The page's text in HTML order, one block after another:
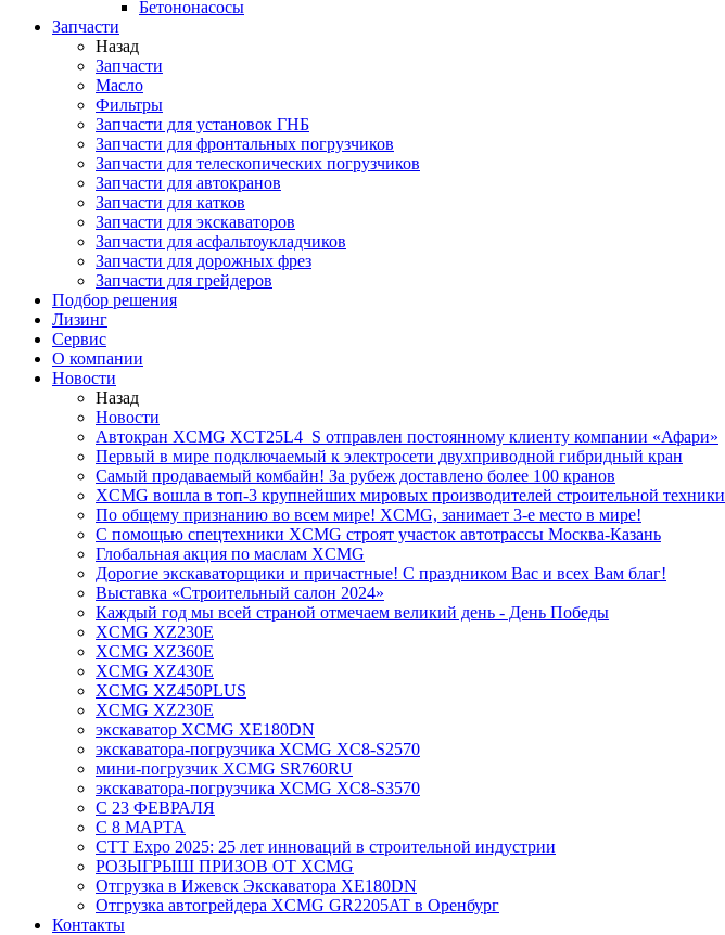
Бетононасосы
Запчасти
Назад
Запчасти
Масло
Фильтры
Запчасти для установок ГНБ
Запчасти для фронтальных погрузчиков
Запчасти для телескопических погрузчиков
Запчасти для автокранов
Запчасти для катков
Запчасти для экскаваторов
Запчасти для асфальтоукладчиков
Запчасти для дорожных фрез
Запчасти для грейдеров
Подбор решения
Лизинг
Сервис
О компании
Новости
Назад
Новости
Автокран XCMG XCT25L4_S отправлен постоянному клиенту компании «Афари»
Первый в мире подключаемый к электросети двухприводной гибридный кран
Самый продаваемый комбайн! За рубеж доставлено более 100 кранов
XCMG вошла в топ-3 крупнейших мировых производителей строительной техники
По общему признанию во всем мире! XCMG, занимает 3-е место в мире!
С помощью спецтехники XCMG строят участок автотрассы Москва-Казань
Глобальная акция по маслам XCMG
Дорогие экскаваторщики и причастные! С праздником Вас и всех Вам благ!
Выставка «Строительный салон 2024»
Каждый год мы всей страной отмечаем великий день - День Победы
XCMG XZ230E
XCMG XZ360E
XCMG XZ430E
XCMG XZ450PLUS
XCMG XZ230E
экскаватор XCMG XE180DN
экскаватора-погрузчика XCMG XC8-S2570
мини-погрузчик XCMG SR760RU
экскаватора-погрузчика XCMG XC8-S3570
С 23 ФЕВРАЛЯ
С 8 МАРТА
CTT Expo 2025: 25 лет инноваций в строительной индустрии
РОЗЫГРЫШ ПРИЗОВ ОТ XCMG
Отгрузка в Ижевск Экскаватора XE180DN
Отгрузка автогрейдера XCMG GR2205AT в Оренбург
Контакты